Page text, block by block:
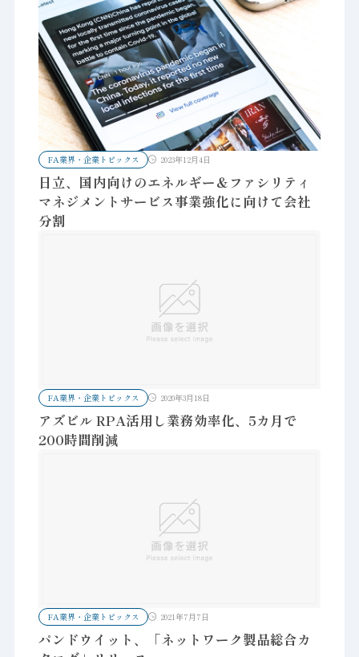
FA業界・企業トピックス 2023年12月4日
日立、国内向けのエネルギー＆ファシリティ
マネジメントサービス事業強化に向けて会社
分割
FA業界・企業トピックス 2020年3月18日
アズビル RPA活用し業務効率化、5カ月で
200時間削減
FA業界・企業トピックス 2021年7月7日
パンドウイット、「ネットワーク製品総合カ